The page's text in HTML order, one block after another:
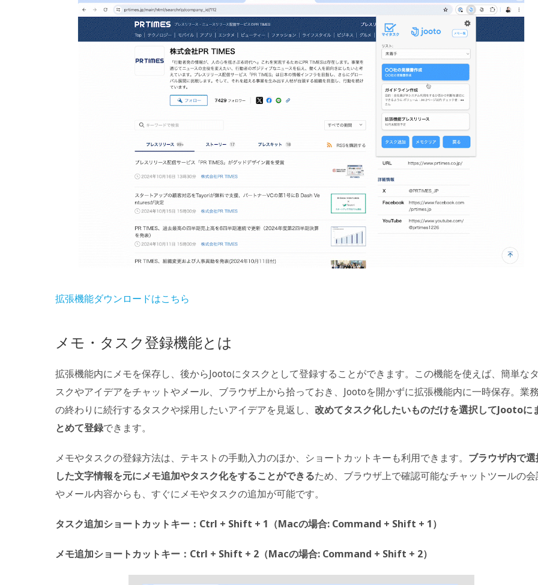
拡張機能ダウンロードはこちら
メモ・タスク登録機能とは
拡張機能内にメモを保存し、後からJootoにタスクとして登録することができます。この機能を使えば、簡単な
スクやアイデアをチャットやメール、ブラウザ上から拾っておき、Jootoを開かずに拡張機能内に一時保存。業
の終わりに続行するタスクや採用したいアイデアを見返し、 改めてタスク化したいものだけを選択してJootoに
とめて登録できます。
メモやタスクの登録方法は、テキストの手動入力のほか、ショートカットキーも利用できます。 ブラウザ内で選
した文字情報を元にメモ追加やタスク化をすることができるため、ブラウザ上で確認可能なチャットツールの会
やメール内容からも、すぐにメモやタスクの追加が可能です。
タスク追加ショートカットキー：Ctrl + Shift + 1（Macの場合: Command + Shift + 1）
メモ追加ショートカットキー：Ctrl + Shift + 2（Macの場合: Command + Shift + 2）